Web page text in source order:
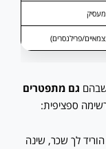
פרילנסרים)
גם מתפטרים
ספציפית:
לך שכר, שינה